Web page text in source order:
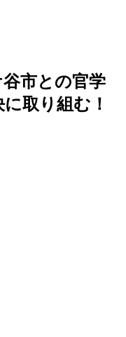
市との官学
取り組む！